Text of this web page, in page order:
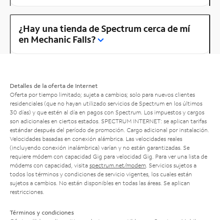
¿Hay una tienda de Spectrum cerca de mí
en Mechanic Falls?
Detalles de la oferta de Internet
Oferta por tiempo limitado; sujeta a cambios; solo para nuevos clientes
residenciales (que no hayan utilizado servicios de Spectrum en los últimos
30 días) y que estén al día en pagos con Spectrum. Los impuestos y cargos
son adicionales en ciertos estados. SPECTRUM INTERNET: se aplican tarifas
estándar después del período de promoción. Cargo adicional por instalación.
Velocidades basadas en conexión alámbrica. Las velocidades reales
(incluyendo conexión inalámbrica) varían y no están garantizadas. Se
requiere módem con capacidad Gig para velocidad Gig. Para ver una lista de
módems con capacidad, visita spectrum.net/modem . Servicios sujetos a
todos los términos y condiciones de servicio vigentes, los cuales están
sujetos a cambios. No están disponibles en todas las áreas. Se aplican
restricciones.
Términos y condiciones